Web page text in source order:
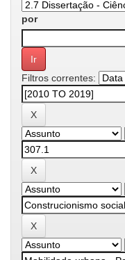
por
Filtros correntes: